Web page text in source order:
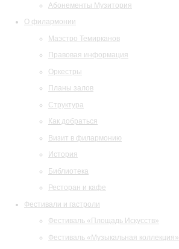
Абонементы Музитория
О филармонии
Маэстро Темирканов
Правовая информация
Оркестры
Планы залов
Структура
Как добраться
Визит в филармонию
История
Библиотека
Ресторан и кафе
Фестивали и гастроли
Фестиваль «Площадь Искусств»
Фестиваль «Музыкальная коллекция»